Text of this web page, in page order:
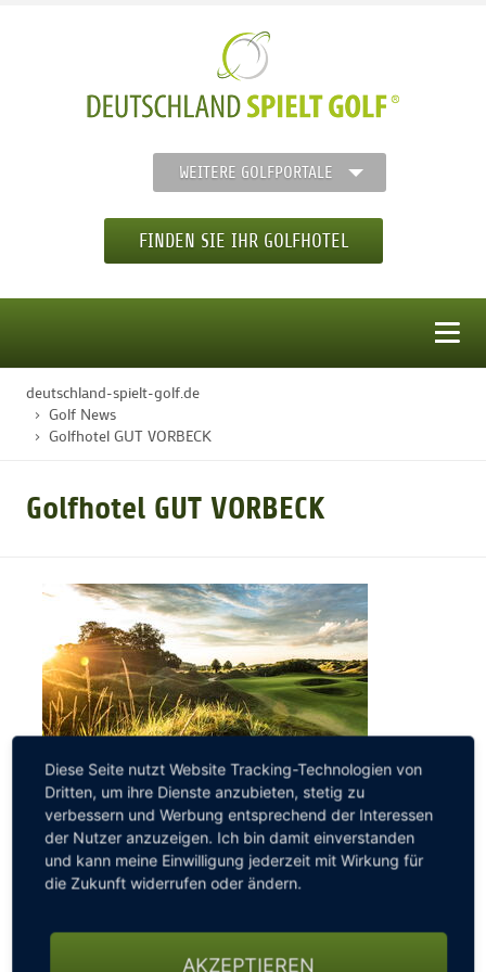
WEITERE GOLFPORTALE
FINDEN SIE IHR GOLFHOTEL
STARTSEITE
GOLF CARD
GOLF & WOMO
GOLF NEWS
deutschland-spielt-golf.de
Golf News
Golfhotel GUT VORBECK
Golfhotel GUT VORBECK
Mitten in der Natur. Golferlebnisse und Energie
tanken.
Entspannung, Golferlebnisse und Flexibilität. Mitten
in Meckleburg-Vorpommern bleibt der stressige
Diese Seite nutzt Website Tracking-Technologien von
Dritten, um ihre Dienste anzubieten, stetig zu
verbessern und Werbung entsprechend der Interessen
der Nutzer anzuzeigen. Ich bin damit einverstanden
und kann meine Einwilligung jederzeit mit Wirkung für
die Zukunft widerrufen oder ändern.
AKZEPTIEREN